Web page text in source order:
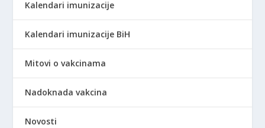
Kalendari imunizacije
Kalendari imunizacije BiH
Mitovi o vakcinama
Nadoknada vakcina
Novosti